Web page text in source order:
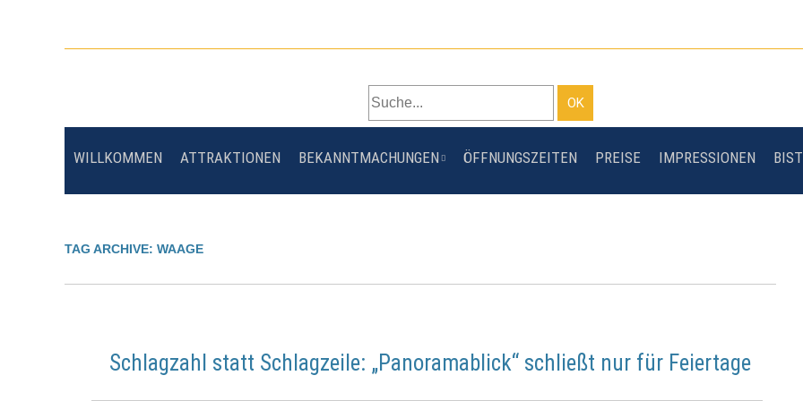
Menü
Inhalt
WILLKOMMEN ATTRAKTIONEN BEKANNTMACHUNGEN ÖFFNUNGSZEITEN PREISE IMPRESSIONEN
TAG ARCHIVE: WAAGE
Schlagzahl statt Schlagzeile: „Panoramablick“ schließt nur für Feiertage